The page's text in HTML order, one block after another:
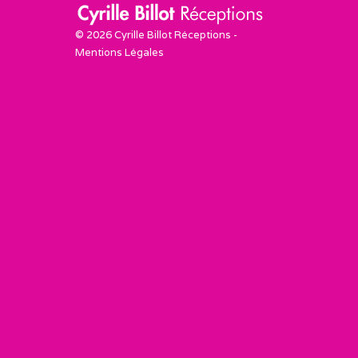
© 2026 Cyrille Billot Réceptions -
Mentions Légales